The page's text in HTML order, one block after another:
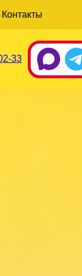
Контакты
33